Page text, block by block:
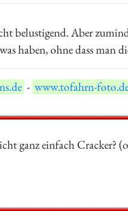
belustigend. Aber
haben, ohne dass man
- www.tofahrn-
ganz einfach Cracker?